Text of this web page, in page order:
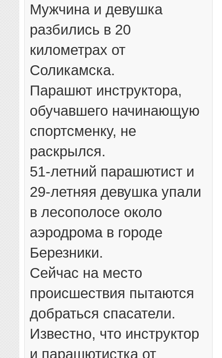
Мужчина и девушка
разбились в 20
километрах от
Соликамска.
Парашют инструктора,
обучавшего начинающую
спортсменку, не
раскрылся.
51-летний парашютист и
29-летняя девушка упали
в лесополосе около
аэродрома в городе
Березники.
Сейчас на место
происшествия пытаются
добраться спасатели.
Известно, что инструктор
и парашютистка от